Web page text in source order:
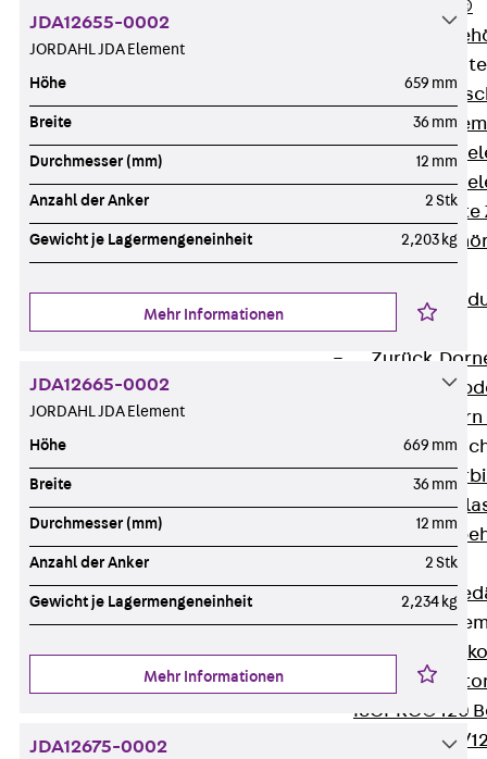
RAPIDOBAT®
Schalrohre
Zurück
Zurück
Dorne
Zurück
Querkraftdorn
Zurück
Wärmedämmung
Zurück
Zurück
ISOPRO®
ISOPRO® 120
ISOPRO® 80/
JDA12655-0002
JORDAHL JDA Element
Höhe 659 mm
Breite 36 mm
Durchmesser (mm) 12 mm
Anzahl der Anker 2 Stk
Gewicht je Lagermengeneinheit 2,203 kg
Mehr Informationen
JDA12665-0002
JORDAHL JDA Element
Höhe 669 mm
Breite 36 mm
Durchmesser (mm) 12 mm
Anzahl der Anker 2 Stk
Gewicht je Lagermengeneinheit 2,234 kg
Mehr Informationen
JDA12675-0002